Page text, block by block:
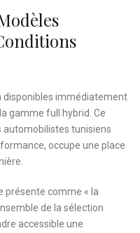
disponibles immédiatement
gamme full hybrid. Ce
automobilistes tunisiens
occupe une place
présente comme « la
de la sélection
accessible une